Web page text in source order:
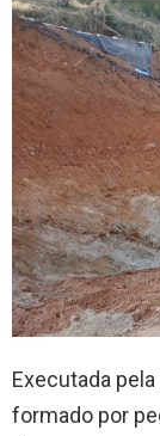
Executada pela
formado por